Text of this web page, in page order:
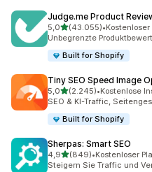
Judge.me Product
5,0von 5 Sternen
(43.055)
43055 Rezensionen
•
Unbegrenzte
Built for Shopify
Tiny SEO Speed Image
5,0von 5 Sternen
(2.245)
2245 Rezensionen
•Kostenlose
SEO & KI-Traffic,
Built for Shopify
Sherpas: Smart SEO
4,9von 5 Sternen
(849)
849 Rezensionen
•Kostenloser
Steigern Sie Traffic und